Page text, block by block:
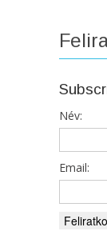
Név:
Email: